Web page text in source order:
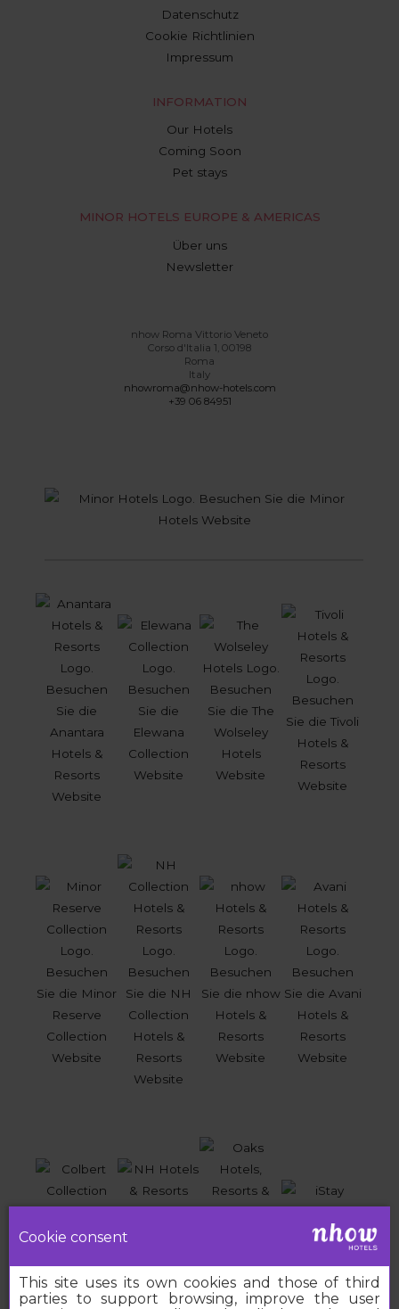
Datenschutz
Cookie Richtlinien
Impressum
INFORMATION
Our Hotels
Coming Soon
Pet stays
MINOR HOTELS EUROPE & AMERICAS
Über uns
Newsletter
nhow Roma Vittorio Veneto
Corso d'Italia 1, 00198
Roma
Italy
nhowroma@nhow-hotels.com
+39 06 84951
Cookie consent
This site uses its own cookies and those of third
parties to support browsing, improve the user